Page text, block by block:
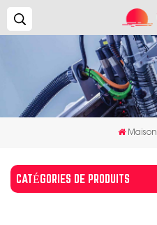
Maison
CATÉGORIES DE PRODUITS